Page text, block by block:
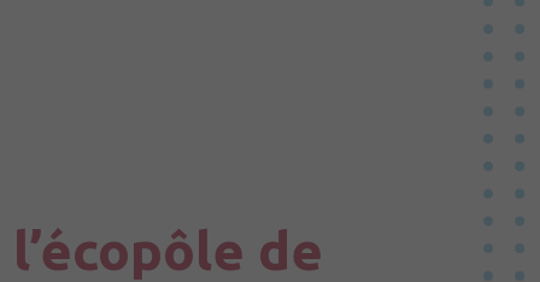
Vallées du Haut Anjou
de